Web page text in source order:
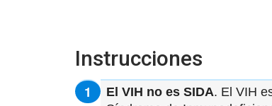
Instrucciones
El VIH no es SIDA. El VIH